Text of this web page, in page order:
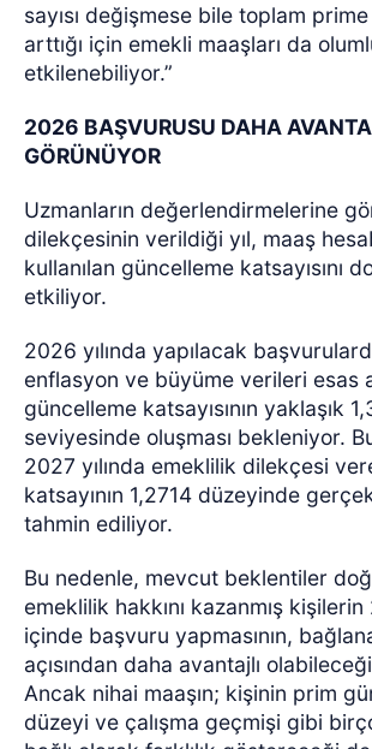
sayısı değişmese bile toplam
arttığı için emekli maaşları da
etkilenebiliyor.”
2026 BAŞVURUSU DAHA
GÖRÜNÜYOR
Uzmanların değerlendirmelerine
dilekçesinin verildiği yıl, maaş
kullanılan güncelleme katsayısını
etkiliyor.
2026 yılında yapılacak
enflasyon ve büyüme verileri esas
güncelleme katsayısının yaklaşık
seviyesinde oluşması bekleniyor.
2027 yılında emeklilik dilekçesi
katsayının 1,2714 düzeyinde
tahmin ediliyor.
Bu nedenle, mevcut beklentiler
emeklilik hakkını kazanmış kişilerin
içinde başvuru yapmasının,
açısından daha avantajlı
Ancak nihai maaşın; kişinin prim
düzeyi ve çalışma geçmişi gibi